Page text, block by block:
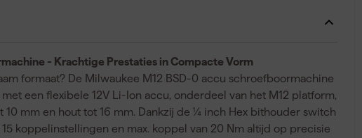
- Krachtige Prestaties in Compacte Vorm
formaat? De Milwaukee M12 BSD-0 accu schroefboormachine
een flexibele 12V Li-Ion accu, onderdeel van het M12 platform,
mm en hout tot 16 mm. Dankzij de ¼ inch Hex bithouder switch
koppelinstellingen en max. koppel van 20 Nm altijd op precisie